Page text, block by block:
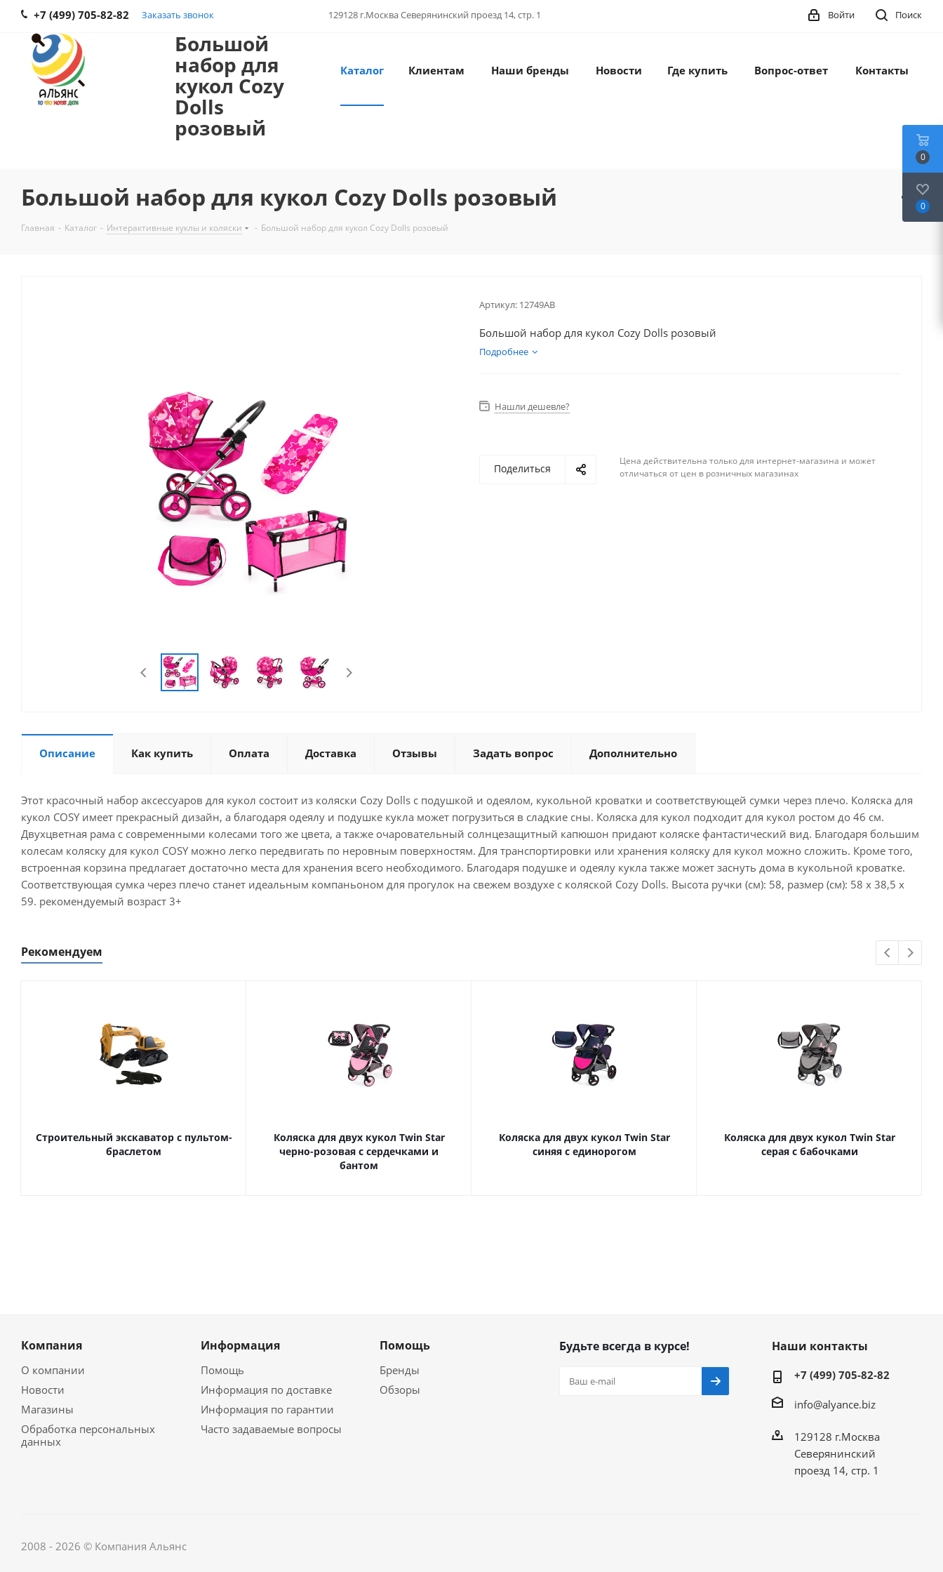
+7 (499) 705-82-82 Заказать звонок 129128 г.Москва Северянинский проезд 14, стр. 1 Поиск
Войти
Большой
набор для
кукол Cozy
Dolls
розовый
Каталог Клиентам Наши бренды Новости Где купить Вопрос-ответ Контакты
Большой набор для кукол Cozy Dolls розовый
Главная - Каталог - Интерактивные куклы и коляски - Большой набор для кукол Cozy Dolls розовый
Артикул: 12749AB
Большой набор для кукол Cozy Dolls розовый
Подробнее
Нашли дешевле?
Поделиться
Цена действительна только для интернет-магазина и может
отличаться от цен в розничных магазинах
Описание Как купить Оплата Доставка Отзывы Задать вопрос Дополнительно
Этот красочный набор аксессуаров для кукол состоит из коляски Cozy Dolls с подушкой и одеялом, кукольной кроватки и соответствующей сумки через плечо. Коляска для
кукол COSY имеет прекрасный дизайн, а благодаря одеялу и подушке кукла может погрузиться в сладкие сны. Коляска для кукол подходит для кукол ростом до 46 см.
Двухцветная рама с современными колесами того же цвета, а также очаровательный солнцезащитный капюшон придают коляске фантастический вид. Благодаря большим
колесам коляску для кукол COSY можно легко передвигать по неровным поверхностям. Для транспортировки или хранения коляску для кукол можно сложить. Кроме того,
встроенная корзина предлагает достаточно места для хранения всего необходимого. Благодаря подушке и одеялу кукла также может заснуть дома в кукольной кроватке.
Соответствующая сумка через плечо станет идеальным компаньоном для прогулок на свежем воздухе с коляской Cozy Dolls. Высота ручки (см): 58, размер (см): 58 x 38,5 x
59. рекомендуемый возраст 3+
Рекомендуем
Строительный экскаватор с пультом-
браслетом
Коляска для двух кукол Twin Star
черно-розовая с сердечками и
бантом
Коляска для двух кукол Twin Star
синяя с единорогом
Коляска для двух кукол Twin Star
серая с бабочками
Компания
О компании
Новости
Магазины
Обработка персональных
данных
Информация
Помощь
Информация по доставке
Информация по гарантии
Часто задаваемые вопросы
Помощь
Бренды
Обзоры
Будьте всегда в курсе! Наши контакты
+7 (499) 705-82-82
info@alyance.biz
129128 г.Москва
Северянинский
проезд 14, стр. 1
2008 - 2026 © Компания Альянс
0
0